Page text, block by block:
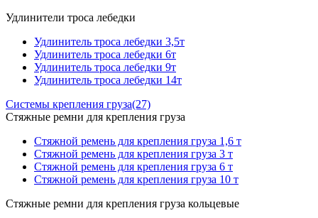
Удлинители троса лебедки
Удлинитель троса лебедки 3,5т
Удлинитель троса лебедки 6т
Удлинитель троса лебедки 9т
Удлинитель троса лебедки 14т
Системы крепления груза(27)
Стяжные ремни для крепления груза
Стяжной ремень для крепления груза 1,6 т
Стяжной ремень для крепления груза 3 т
Стяжной ремень для крепления груза 6 т
Стяжной ремень для крепления груза 10 т
Стяжные ремни для крепления груза кольцевые